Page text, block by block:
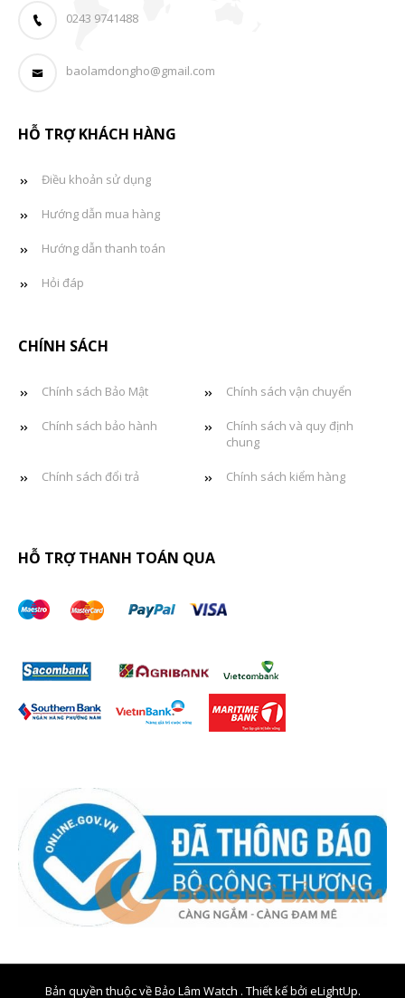
0243 9741488
baolamdongho@gmail.com
HỖ TRỢ KHÁCH HÀNG
Điều khoản sử dụng
Hướng dẫn mua hàng
Hướng dẫn thanh toán
Hỏi đáp
CHÍNH SÁCH
Chính sách Bảo Mật Chính sách vận chuyển
Chính sách bảo hành
Chính sách và quy định
chung
Chính sách đổi trả Chính sách kiểm hàng
HỖ TRỢ THANH TOÁN QUA
Bản quyền thuộc về Bảo Lâm Watch . Thiết kế bởi eLightUp.